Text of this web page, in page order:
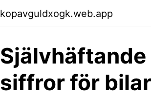
kopavguldxogk.web.app
siffror för